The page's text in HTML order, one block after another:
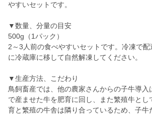
やすいセットです。
▼数量、分量の目安
500g（1パック）
2～3人前の食べやすいセットです。冷凍で
に冷蔵庫に移して自然解凍してください。
▼生産方法、こだわり
鳥飼畜産では、他の農家さんからの子牛導入
で産ませた牛を肥育に回し、また繁殖牛とし
育と繁殖の牛舎は隣り合っているため、子牛